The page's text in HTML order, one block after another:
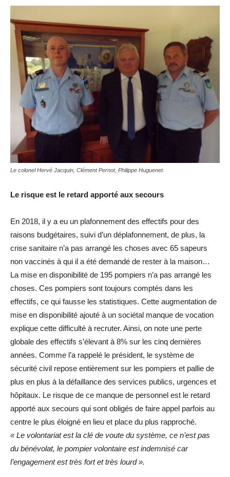
Le colonel Hervé Jacquin, Clément Pernot, Philippe Huguenet.
Le risque est le retard apporté aux secours
En 2018, il y a eu un plafonnement des effectifs pour des
raisons budgétaires, suivi d’un déplafonnement, de plus, la
crise sanitaire n’a pas arrangé les choses avec 65 sapeurs
non vaccinés à qui il a été demandé de rester à la maison…
La mise en disponibilité de 195 pompiers n’a pas arrangé les
choses. Ces pompiers sont toujours comptés dans les
effectifs, ce qui fausse les statistiques. Cette augmentation de
mise en disponibilité ajouté à un sociétal manque de vocation
explique cette difficulté à recruter. Ainsi, on note une perte
globale des effectifs s’élevant à 8% sur les cinq dernières
années. Comme l’a rappelé le président, le système de
sécurité civil repose entièrement sur les pompiers et pallie de
plus en plus à la défaillance des services publics, urgences et
hôpitaux. Le risque de ce manque de personnel est le retard
apporté aux secours qui sont obligés de faire appel parfois au
centre le plus éloigné en lieu et place du plus rapproché.
« Le volontariat est la clé de voute du système, ce n’est pas
du bénévolat, le pompier volontaire est indemnisé car
l’engagement est très fort et très lourd ».